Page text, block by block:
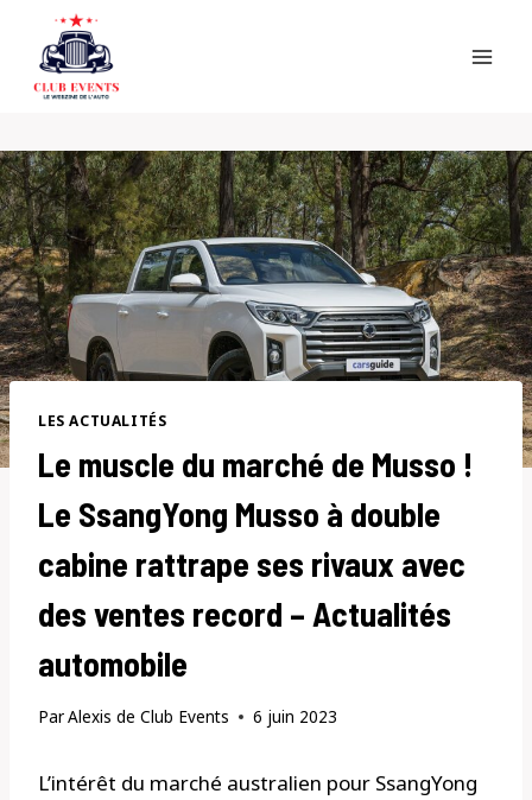
content
LES ACTUALITÉS
Le muscle du marché de Musso !
Le SsangYong Musso à double
cabine rattrape ses rivaux avec
des ventes record – Actualités
automobile
ParAlexis de Club Events 6 juin 2023
L’intérêt du marché australien pour SsangYong